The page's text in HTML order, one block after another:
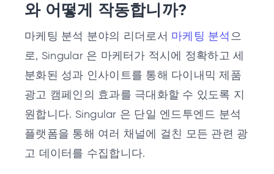
와 어떻게 작동합니까?
마케팅 분석 분야의 리더로서 마케팅 분석 으
로, Singular 은 마케터가 적시에 정확하고 세
분화된 성과 인사이트를 통해 다이내믹 제품
광고 캠페인의 효과를 극대화할 수 있도록 지
원합니다. Singular 은 단일 엔드투엔드 분석
플랫폼을 통해 여러 채널에 걸친 모든 관련 광
고 데이터를 수집합니다.